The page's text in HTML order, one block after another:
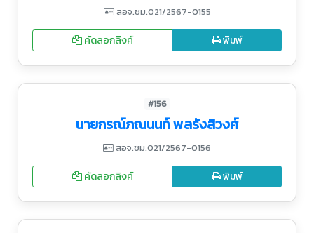
สอจ.ชม.021/2567-0155
คัดลอกลิงค์ พิมพ์
#156
นายกรณ์ภณนนท์ พลรังสิวงศ์
สอจ.ชม.021/2567-0156
คัดลอกลิงค์ พิมพ์